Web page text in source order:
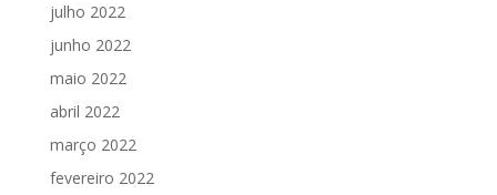
julho 2022
junho 2022
maio 2022
abril 2022
março 2022
fevereiro 2022